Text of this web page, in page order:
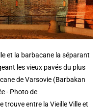
et la barbacane la séparant
les vieux pavés du plus
de Varsovie (Barbakan
- Photo de
trouve entre la Vieille Ville et